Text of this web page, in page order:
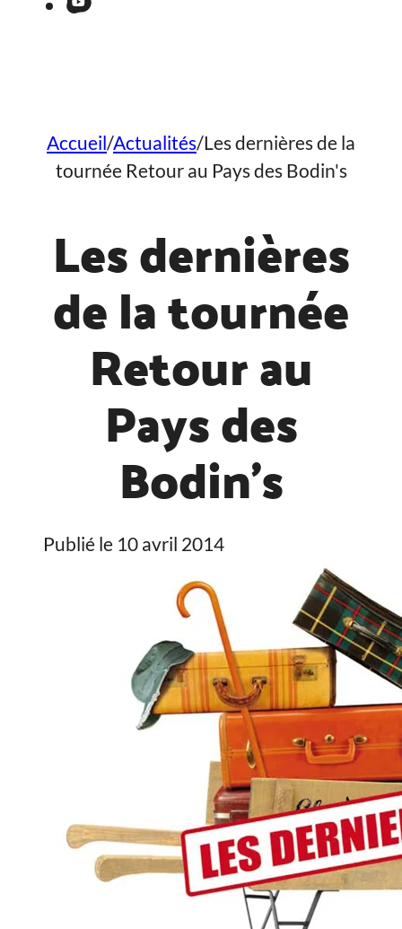
Accueil/Actualités/Les dernières de la
tournée Retour au Pays des Bodin's
Les dernières
de la tournée
Retour au
Pays des
Bodin’s
Publié le 10 avril 2014